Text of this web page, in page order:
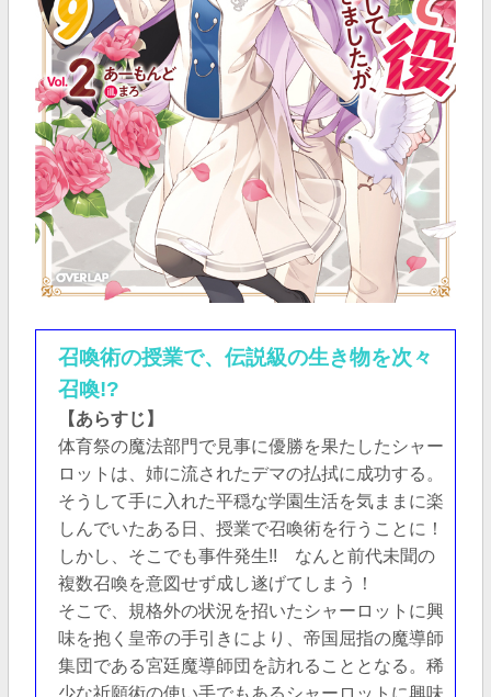
召喚術の授業で、伝説級の生き物を次々
召喚!?
【あらすじ】
体育祭の魔法部門で見事に優勝を果たしたシャー
ロットは、姉に流されたデマの払拭に成功する。
そうして手に入れた平穏な学園生活を気ままに楽
しんでいたある日、授業で召喚術を行うことに！
しかし、そこでも事件発生!! なんと前代未聞の
複数召喚を意図せず成し遂げてしまう！
そこで、規格外の状況を招いたシャーロットに興
味を抱く皇帝の手引きにより、帝国屈指の魔導師
集団である宮廷魔導師団を訪れることとなる。稀
少な祈願術の使い手でもあるシャーロットに興味